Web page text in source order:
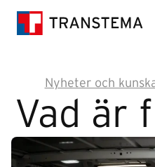
Nyheter och
Vad är